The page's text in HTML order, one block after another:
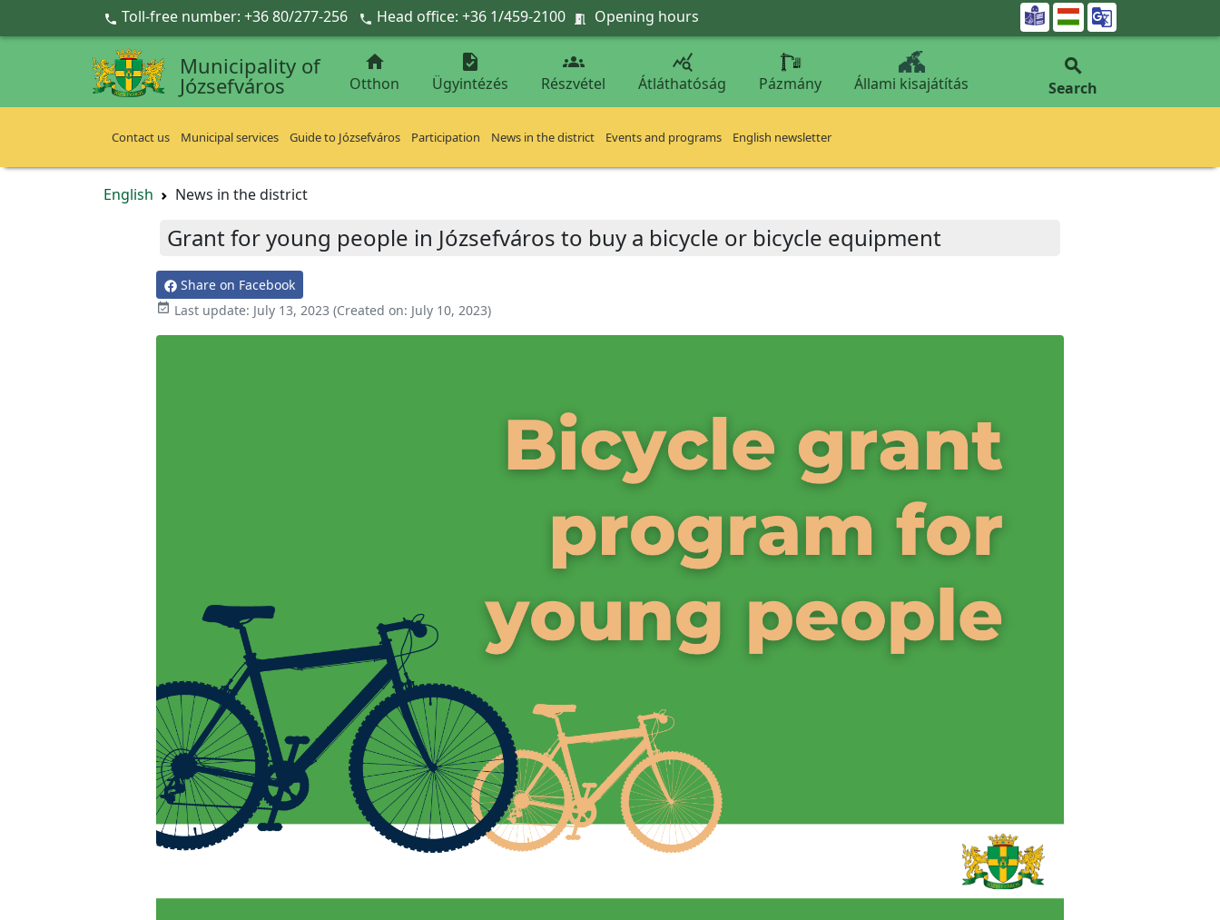
Ugrás a fő tartalomra
 Toll-free number: +36 80/277-256  Head office: +36 1/459-2100  Opening hours 
Municipality of
Józsefváros

Otthon

Ügyintézés

Részvétel

Átláthatóság Pázmány Állami kisajátítás

Search
Contact us Municipal services Guide to Józsefváros Participation News in the district Events and programs English newsletter
English News in the district
Grant for young people in Józsefváros to buy a bicycle or bicycle equipment
Share on Facebook
 Last update: July 13, 2023 (Created on: July 10, 2023)